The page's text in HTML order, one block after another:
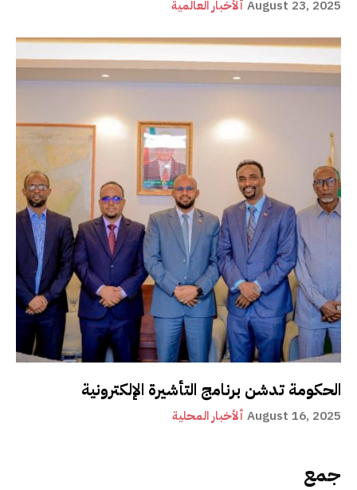
ألأخبار العالمية August 23, 2025
الحكومة تدشن برنامج التأشيرة الإلكترونية
ألأخبار المحلية August 16, 2025
جمع